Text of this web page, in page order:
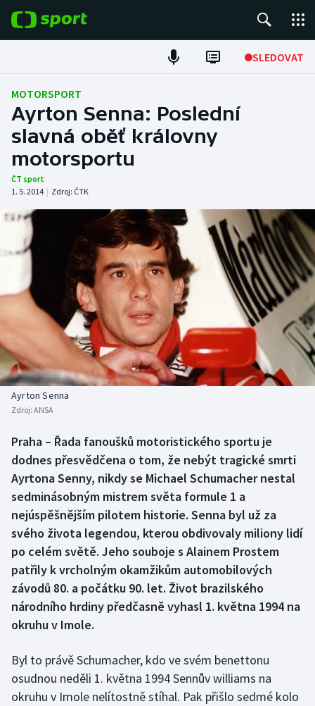
SLEDOVAT
Fotbal
Hokej
Tenis
Atletika
Cyklistika
DALŠÍ SPORTY
Americký fotbal
Baseball a softbal
Basketbal
Biatlon
Box
Curling
Dostihy
Florbal
Futsal
Golf
Gymnastika
Házená
NEPŘEHLÉDNĚTE
Soutěže
Historické návraty
Aplikace ČT sport
MOTORSPORT
Ayrton Senna: Poslední
slavná oběť královny
motorsportu
ČT sport
1. 5. 2014 | Zdroj: ČTK
Ayrton Senna
Zdroj: ANSA
Praha – Řada fanoušků motoristického sportu je
dodnes přesvědčena o tom, že nebýt tragické smrti
Ayrtona Senny, nikdy se Michael Schumacher nestal
sedminásobným mistrem světa formule 1 a
nejúspěšnějším pilotem historie. Senna byl už za
svého života legendou, kterou obdivovaly miliony lidí
po celém světě. Jeho souboje s Alainem Prostem
patřily k vrcholným okamžikům automobilových
závodů 80. a počátku 90. let. Život brazilského
národního hrdiny předčasně vyhasl 1. května 1994 na
okruhu v Imole.
Byl to právě Schumacher, kdo ve svém benettonu
osudnou neděli 1. května 1994 Sennův williams na
okruhu v Imole nelítostně stíhal. Pak přišlo sedmé kolo